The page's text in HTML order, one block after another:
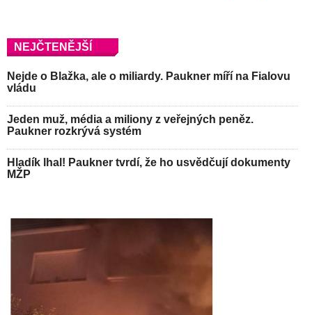
NEJČTENĚJŠÍ
Nejde o Blažka, ale o miliardy. Paukner míří na Fialovu
vládu
Jeden muž, média a miliony z veřejných peněz.
Paukner rozkrývá systém
Hladík lhal! Paukner tvrdí, že ho usvědčují dokumenty
MŽP